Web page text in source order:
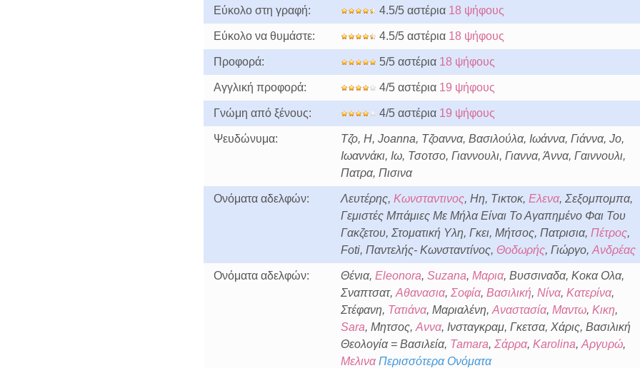
Εύκολο στη γραφή: 4.5/5 αστέρια 18 ψήφους
Εύκολο να θυμάστε: 4.5/5 αστέρια 18 ψήφους
Προφορά: 5/5 αστέρια 18 ψήφους
Αγγλική προφορά: 4/5 αστέρια 19 ψήφους
Γνώμη από ξένους: 4/5 αστέρια 19 ψήφους
Ψευδώνυμα:
Τζο, Η, Joanna, Τζοαννα, Βασιλούλα, Ιωάννα, Γιάννα, Jo,
Ιωαννάκι, Ιω, Τσοτσο, Γιαννουλι, Γιαννα, Άννα, Γαιννουλι,
Πατρα, Πισινα
Ονόματα αδελφών: Λευτέρης, Κωνσταντινος, Ηη, Τικτοκ, Ελενα, Σεξομπομπα,
Γεμιστές Μπάμιες Με Μήλα Είναι Το Αγαπημένο Φαι Του
Γακζετου, Στοματική Υλη, Γκει, Μήτσος, Πατρισια, Πέτρος,
Foti, Παντελής- Κωνσταντίνος, Θοδωρής, Γιώργο, Ανδρέας
Ονόματα αδελφών: Θένια, Eleonora, Suzana, Μαρια, Βυσσιναδα, Κοκα Ολα,
Σναπτσατ, Αθανασια, Σοφία, Βασιλική, Νίνα, Κατερίνα,
Στέφανη, Τατιάνα, Μαριαλένη, Αναστασία, Μαντω, Κικη,
Sara, Μητσος, Αννα, Ινσταγκραμ, Γκετσα, Χάρις, Βασιλική
Θεολογία = Βασιλεία, Tamara, Σάρρα, Karolina, Αργυρώ,
Μελινα Περισσότερα Ονόματα